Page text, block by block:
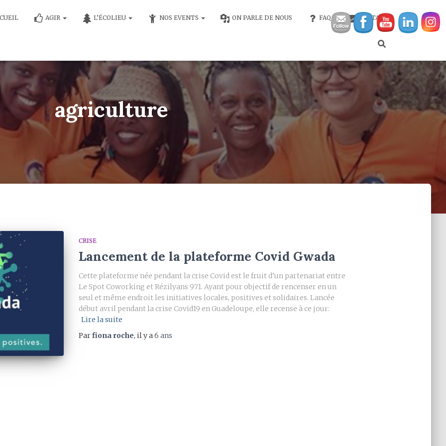
AGIR L’ÉCOLIEU NOS EVENTS ON PARLE DE NOUS FAQ CONTACT
agriculture
CRISE
Lancement de la plateforme Covid Gwada
Cette plateforme née pendant la crise Covid est le fruit d’un partenariat entre
Le Spot Coworking et Rézilyans 971. Ayant pour objectif de rencenser en un
seul et même endroit les initiatives locales, positives et solidaires. Lancée
début avril pendant la crise Covid19 en Guadeloupe, elle recense à ce jour:
Lire la suite
Parfiona roche, il y a6 ans